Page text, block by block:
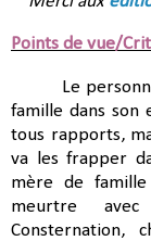
Points de vue/
Le
famille dans son
tous rapports,
va les frapper
mère de
meurtre
Consternation,